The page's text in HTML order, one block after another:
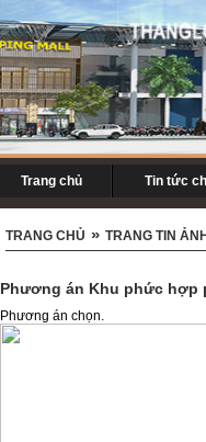
Trang chủ Tin tức
TRANG CHỦ » TRANG TIN
Phương án Khu phức hợp
Phương án chọn.